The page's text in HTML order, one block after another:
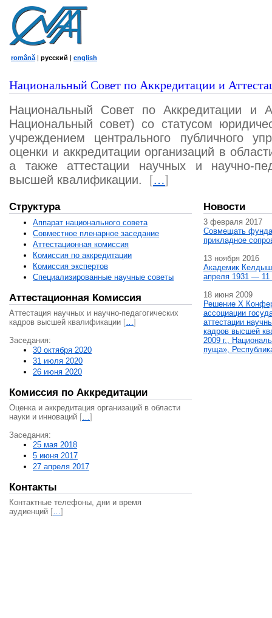
română | русский | english
Национальный Совет по Аккредитации и
Национальный Совет по Аккредитации и
Национальный совет) со статусом
учреждением центрального публичного
оценки и аккредитации организаций в
а также аттестации научных и научно-
высшей квалификации.
[…]
Структура
Аппарат национального совета
Совместное пленарное заседание
Аттестационная комисcия
Комиссия по аккредитации
Комиссия экспертов
Специализированные научные советы
Аттестационная Комиссия
Аттестация научных и научно-педагогических
кадров высшей квалификации […]
Заседания:
30 октября 2020
31 июля 2020
26 июня 2020
Комиссия по Аккредитации
Оценка и аккредитация организаций в области
науки и инноваций […]
Заседания:
25 мая 2018
5 июня 2017
27 апреля 2017
Контакты
Контактные телефоны, дни и время
аудиенций […]
Новости
3 февраля 2017
Совмещать
прикладное
13 ноября 2016
Академик
апреля 1931 — 11
18 июня 2009
Решение X
ассоциации
аттестации
кадров высшей
2009 г.,
пуща»,